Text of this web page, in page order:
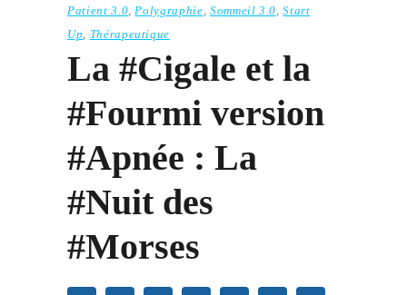
Patient 3.0,Polygraphie, Sommeil 3.0,Start
Up, Thérapeutique
La #Cigale et la
#Fourmi version
#Apnée : La
#Nuit des
#Morses